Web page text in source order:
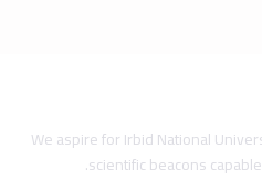
We aspire for Irbid National
scientific beacons